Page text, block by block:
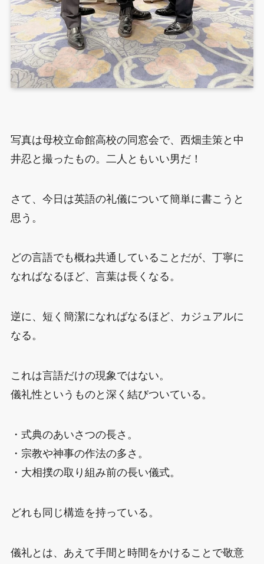
写真は母校立命館高校の同窓会で、西畑圭策と中
井忍と撮ったもの。二人ともいい男だ！
さて、今日は英語の礼儀について簡単に書こうと
思う。
どの言語でも概ね共通していることだが、丁寧に
なればなるほど、言葉は長くなる。
逆に、短く簡潔になればなるほど、カジュアルに
なる。
これは言語だけの現象ではない。
儀礼性というものと深く結びついている。
・式典のあいさつの長さ。
・宗教や神事の作法の多さ。
・大相撲の取り組み前の長い儀式。
どれも同じ構造を持っている。
儀礼とは、あえて手間と時間をかけることで敬意